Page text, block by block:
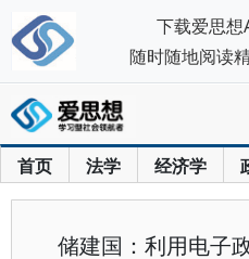
首页 法学 经济学
储建国：利用电子
下载爱思想
随时随地阅读